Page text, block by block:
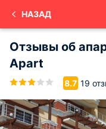
НАЗАД
Отзывы об
Apart
8.7 19